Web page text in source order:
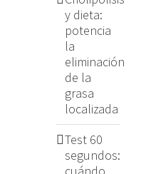
y dieta:
potencia
la
eliminación
de la
grasa
localizada
Test 60
segundos:
cuándo